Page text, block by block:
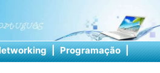
| Programação |